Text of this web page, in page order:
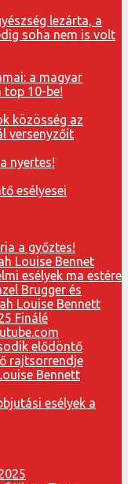
lezárta, a
soha nem is volt
a magyar
top 10-be!
közösség az
versenyzőit
nyertes!
esélyesei
a győztes!
esélyek ma estére
Finálé
elődöntő
rajtsorrendje
esélyek a